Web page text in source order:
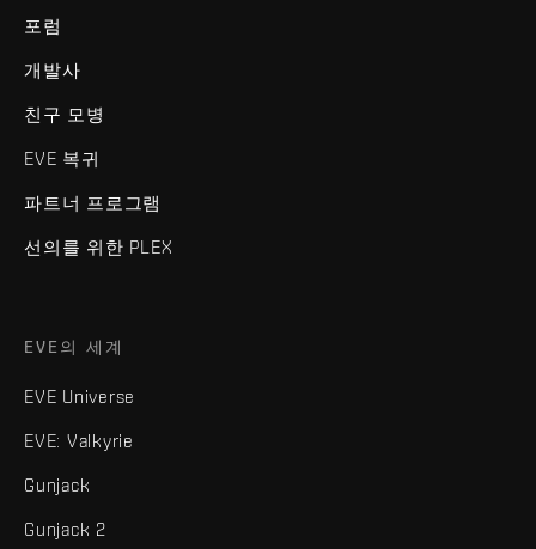
포럼
개발사
친구 모병
EVE 복귀
파트너 프로그램
선의를 위한 PLEX
EVE의 세계
EVE Universe
EVE: Valkyrie
Gunjack
Gunjack 2